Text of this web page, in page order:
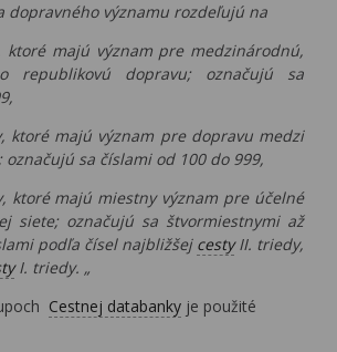
dopravného významu rozdeľujú na
majú význam pre medzinárodnú,
republikovú dopravu; označujú sa
ktoré majú význam pre dopravu medzi
sa číslami od 100 do 999,
ktoré majú miestny význam pre účelné
siete; označujú sa štvormiestnymi až
podľa čísel najbližšej cestyII. triedy,
I. triedy. „
Cestnej databanky je použité